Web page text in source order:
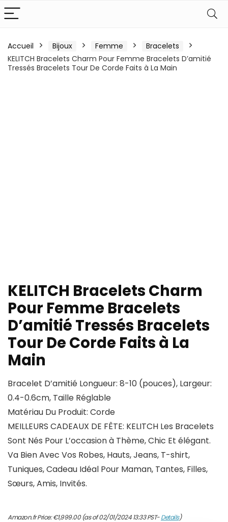
Accueil Bijoux Femme
Bracelets
KELITCH Bracelets Charm Pour Femme Bracelets D’amitié
Tressés Bracelets Tour De Corde Faits à La Main
KELITCH Bracelets Charm
Pour Femme Bracelets
D’amitié Tressés Bracelets
Tour De Corde Faits à La
Main
Bracelet D’amitié Longueur: 8-10 (pouces), Largeur:
0.4-0.6cm, Taille Réglable
Matériau Du Produit: Corde
MEILLEURS CADEAUX DE FÊTE: KELITCH Les Bracelets
Sont Nés Pour L’occasion à Thème, Chic Et élégant.
Va Bien Avec Vos Robes, Hauts, Jeans, T-shirt,
Tuniques, Cadeau Idéal Pour Maman, Tantes, Filles,
Sœurs, Amis, Invités.
Amazon.fr Price:€1,999.00(as of 02/01/2024 13:33 PST-Details)